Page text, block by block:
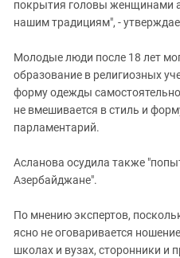
покрытия головы женщинами
нашим традициям", -
Молодые люди после 18 лет
образование в религиозных
форму одежды
не вмешивается в стиль и
парламентарий.
Асланова осудила также
Азербайджане".
По мнению экспертов,
ясно не оговаривается
школах и вузах, сторонники и